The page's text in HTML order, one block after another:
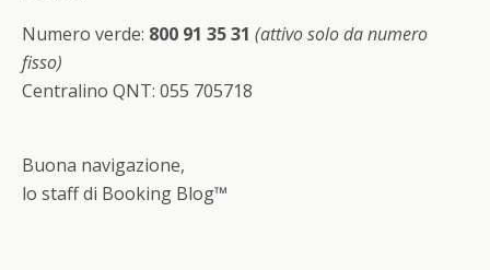
Numero verde: 800 91 35 31 (attivo solo da numero
fisso)
Centralino QNT: 055 705718
Buona navigazione,
lo staff di Booking Blog™